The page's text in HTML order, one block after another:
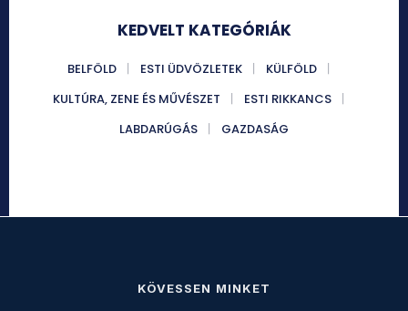
KEDVELT KATEGÓRIÁK
BELFÖLD ESTI ÜDVÖZLETEK
KÜLFÖLD
KULTÚRA, ZENE ÉS MŰVÉSZET
ESTI RIKKANCS
LABDARÚGÁS
GAZDASÁG
KÖVESSEN MINKET